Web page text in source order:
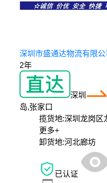
深圳市盛通达物流有限公
2年
深圳
岛,张家口
揽货地:深圳龙岗区
更多+
卸货地:河北廊坊
已认证